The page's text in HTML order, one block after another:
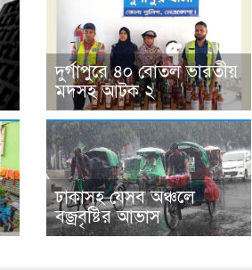
দুর্গাপুরে ৪০ বোতল ভারতীয়
মদসহ আটক ২
ঢাকাসহ যেসব অঞ্চলে
বজ্রবৃষ্টির আভাস